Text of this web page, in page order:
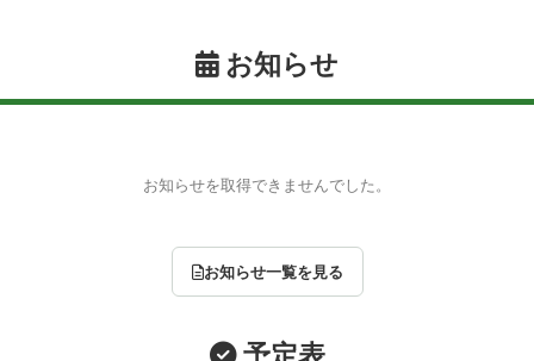
お知らせ
お知らせを取得できませんでした。
お知らせ一覧を見る
予定表